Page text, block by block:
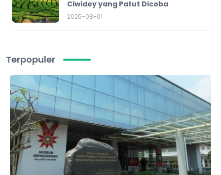
Ciwidey yang Patut Dicoba
2025-08-01
Terpopuler